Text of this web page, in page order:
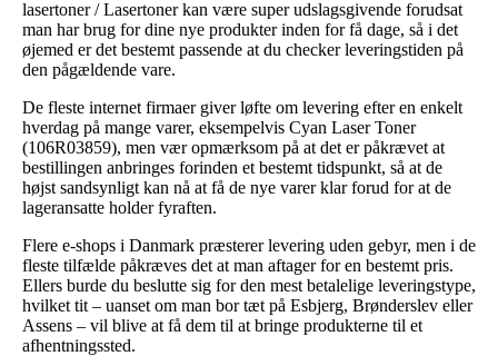
lasertoner / Lasertoner kan være super udslagsgivende forudsat
man har brug for dine nye produkter inden for få dage, så i det
øjemed er det bestemt passende at du checker leveringstiden på
den pågældende vare.
De fleste internet firmaer giver løfte om levering efter en enkelt
hverdag på mange varer, eksempelvis Cyan Laser Toner
(106R03859), men vær opmærksom på at det er påkrævet at
bestillingen anbringes forinden et bestemt tidspunkt, så at de
højst sandsynligt kan nå at få de nye varer klar forud for at de
lageransatte holder fyraften.
Flere e-shops i Danmark præsterer levering uden gebyr, men i de
fleste tilfælde påkræves det at man aftager for en bestemt pris.
Ellers burde du beslutte sig for den mest betalelige leveringstype,
hvilket tit – uanset om man bor tæt på Esbjerg, Brønderslev eller
Assens – vil blive at få dem til at bringe produkterne til et
afhentningssted.